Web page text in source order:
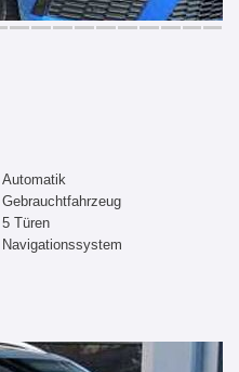
Automatik
Gebrauchtfahrzeug
5 Türen
Navigationssystem